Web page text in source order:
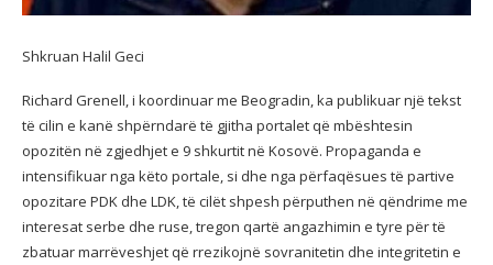
Shkruan Halil Geci
Richard Grenell, i koordinuar me Beogradin, ka publikuar një tekst
të cilin e kanë shpërndarë të gjitha portalet që mbështesin
opozitën në zgjedhjet e 9 shkurtit në Kosovë. Propaganda e
intensifikuar nga këto portale, si dhe nga përfaqësues të partive
opozitare PDK dhe LDK, të cilët shpesh përputhen në qëndrime me
interesat serbe dhe ruse, tregon qartë angazhimin e tyre për të
zbatuar marrëveshjet që rrezikojnë sovranitetin dhe integritetin e